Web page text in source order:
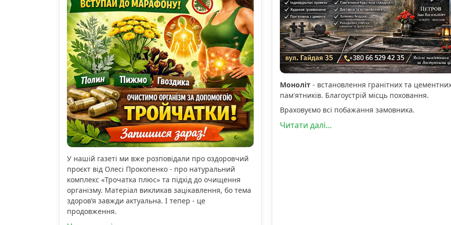
У нашій газеті ми вже розповідали про оздоровчий
проєкт від Олесі Прокопенко - про натуральний
комплекс «Трочатка плюс» та підхід до очищення
організму. Матеріал викликав зацікавлення, бо тема
здоров’я завжди актуальна. І тепер - це
продовження.
Моноліт- встановлення гранітних та
пам'ятників. Благоустрій місць поховання.
Враховуємо всі побажання замовника.
Читати далі...